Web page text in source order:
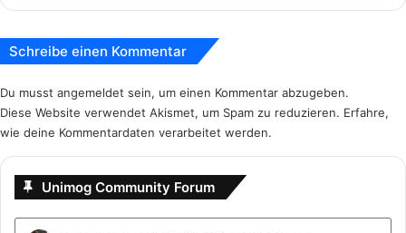
w
l
t
n
e
e
o
W
i
Schreibe einen Kommentar
Du musst angemeldet sein, um einen Kommentar abzugeben.
Diese Website verwendet Akismet, um Spam zu reduzieren. Erfahre,
wie deine Kommentardaten verarbeitet werden.
Unimog Community Forum